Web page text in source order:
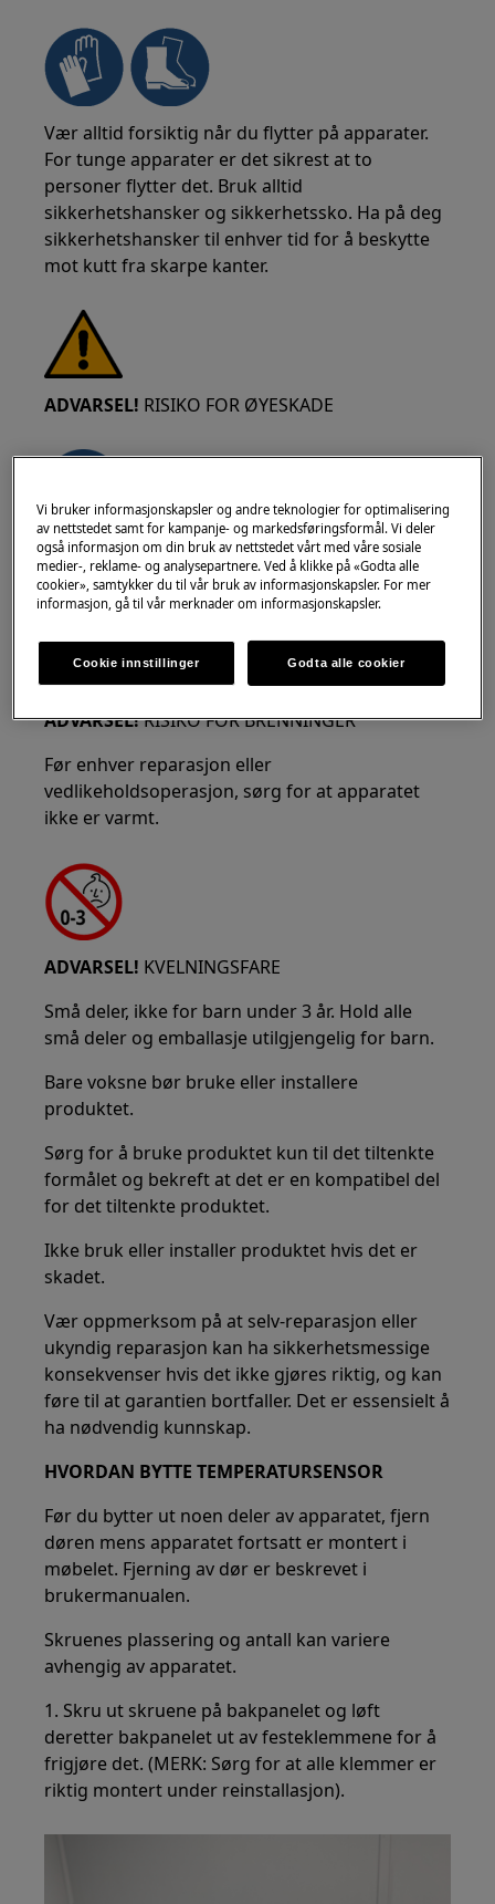
Vær alltid forsiktig når du flytter på apparater.
For tunge apparater er det sikrest at to
personer flytter det. Bruk alltid
sikkerhetshansker og sikkerhetssko. Ha på deg
sikkerhetshansker til enhver tid for å beskytte
mot kutt fra skarpe kanter.
ADVARSEL! RISIKO FOR ØYESKADE
Bruk vernebriller hvis du utfører vedlikehold
eller reparasjonsarbeid som involverer fjærer.
ADVARSEL!RISIKO FOR BRENNINGER
Før enhver reparasjon eller
vedlikeholdsoperasjon, sørg for at apparatet
ikke er varmt.
ADVARSEL! KVELNINGSFARE
Små deler, ikke for barn under 3 år. Hold alle
små deler og emballasje utilgjengelig for barn.
Bare voksne bør bruke eller installere
produktet.
Sørg for å bruke produktet kun til det tiltenkte
formålet og bekreft at det er en kompatibel del
for det tiltenkte produktet.
Ikke bruk eller installer produktet hvis det er
skadet.
Vær oppmerksom på at selv-reparasjon eller
ukyndig reparasjon kan ha sikkerhetsmessige
konsekvenser hvis det ikke gjøres riktig, og kan
føre til at garantien bortfaller. Det er essensielt å
ha nødvendig kunnskap.
HVORDAN BYTTE TEMPERATURSENSOR
Før du bytter ut noen deler av apparatet, fjern
døren mens apparatet fortsatt er montert i
møbelet. Fjerning av dør er beskrevet i
brukermanualen.
Skruenes plassering og antall kan variere
avhengig av apparatet.
1. Skru ut skruene på bakpanelet og løft
deretter bakpanelet ut av festeklemmene for å
frigjøre det. (MERK: Sørg for at alle klemmer er
riktig montert under reinstallasjon).
Vi bruker informasjonskapsler og andre teknologier for optimalisering
av nettstedet samt for kampanje- og markedsføringsformål. Vi deler
også informasjon om din bruk av nettstedet vårt med våre sosiale
medier-, reklame- og analysepartnere. Ved å klikke på «Godta alle
cookier», samtykker du til vår bruk av informasjonskapsler. For mer
informasjon, gå til vår merknader om informasjonskapsler.
Cookie innstillinger Godta alle cookier